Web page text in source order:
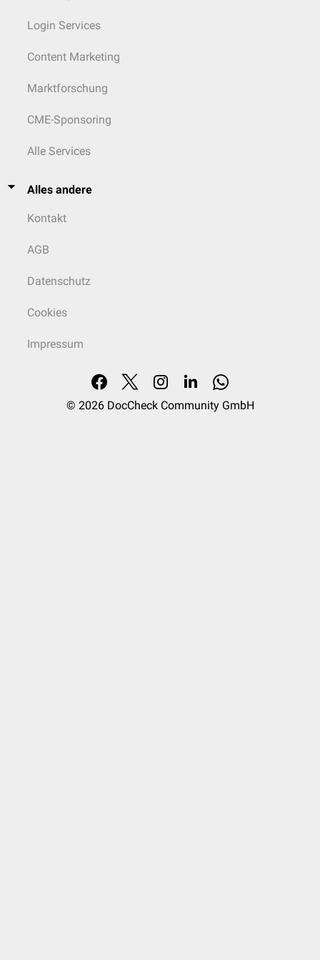
Login Services
Content Marketing
Marktforschung
CME-Sponsoring
Alle Services
Alles andere
Kontakt
AGB
Datenschutz
Cookies
Impressum
© 2026 DocCheck Community GmbH